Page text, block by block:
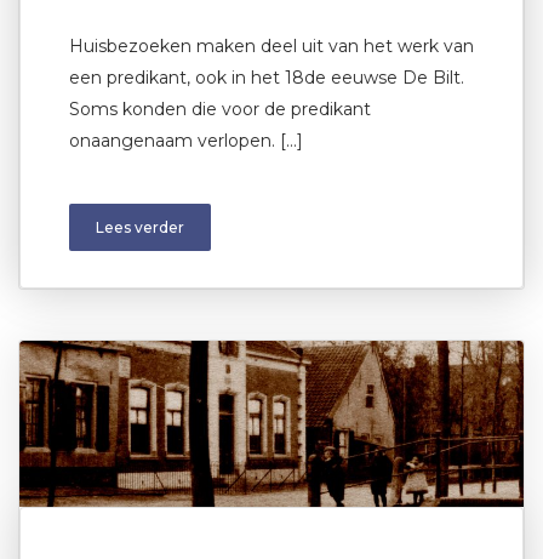
Huisbezoeken maken deel uit van het werk van
een predikant, ook in het 18de eeuwse De Bilt.
Soms konden die voor de predikant
onaangenaam verlopen. […]
Lees verder